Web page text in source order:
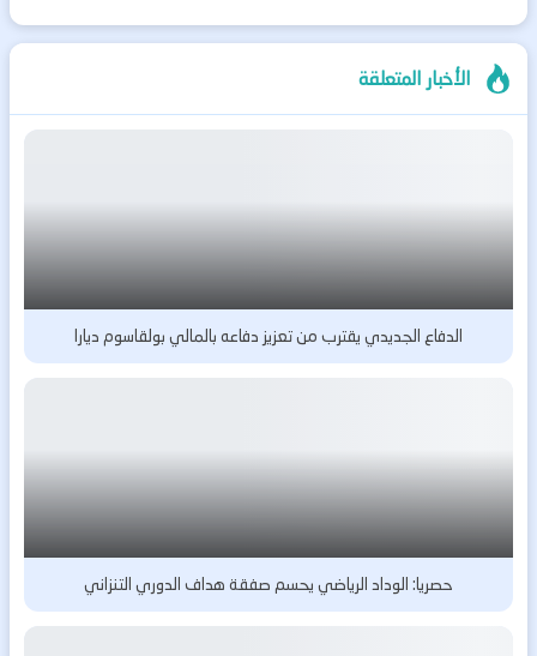
الأخبار المتعلقة
الدفاع الجديدي يقترب من تعزيز دفاعه بالمالي بولقاسوم ديارا
حصريا: الوداد الرياضي يحسم صفقة هداف الدوري التنزاني